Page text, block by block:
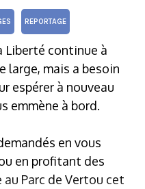
REPORTAGE
Liberté continue à
large, mais a besoin
espérer à nouveau
emmène à bord.
en vous
en profitant des
Parc de Vertou cet